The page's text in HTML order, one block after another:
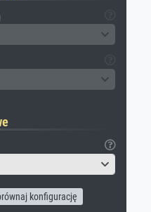
konfigurację